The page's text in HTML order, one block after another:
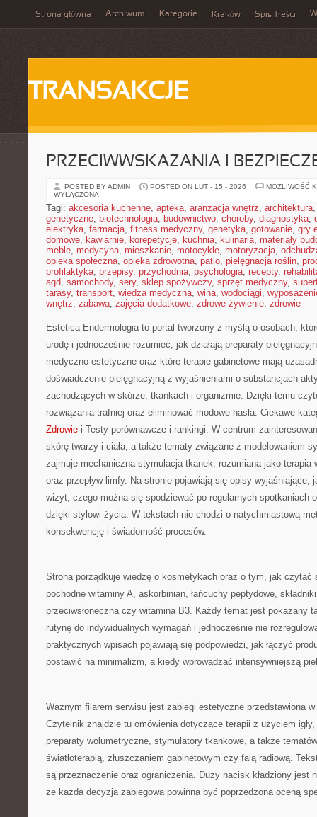
Strona główna Archiwum Kategorie Kraków Spis Treści
TRANSAKCJE
PRZECIWWSKAZANIA I
POSTED BY ADMIN POSTED ON LUT - 15 - 2026
MOŻLIWOŚĆ
WYŁĄCZONA
Tagi: akcesoria kuchenne, apteka, aranżacja wnętrz, architektura
genetyczne, biotechnologia, budownictwo, choroby, diagnostyka,
elektryka, farmacja, fitness medyczny, genetyka, gotowanie, gry
domowe, kawiarnie, korepetycje, kuchnia, kulinaria, materiały
meble, medycyna, mieszkanie, motocykle, motoryzacja,
opieka społeczna, opieka zdrowotna, patio, pielęgnacja roślin,
profilaktyka, przepisy, przychodnia, psychologia, recepty,
agd, samochody, sery, sklep spożywczy, sprzęt medyczny,
tarasy, transport, wiedza medyczna, wina, wodociągi,
wnętrz, zabawa, zajęcia dodatkowe, zdrowe żywienie, zdrowie
Estetica Endermologia to portal tworzony z myślą o osobach,
urodę i jednocześnie rozumieć, jak działają preparaty
medyczno-estetyczne oraz które terapie gabinetowe mają
doświadczenie pielęgnacyjną z wyjaśnieniami o substancjach
zachodzących w skórze, tkankach i organizmie. Dzięki temu
rozwiązania trafniej oraz eliminować modowe hasła. Ciekawe
Zdrowie i Testy porównawcze i rankingi. W centrum
skórę twarzy i ciała, a także tematy związane z modelowaniem
zajmuje mechaniczna stymulacja tkanek, rozumiana jako terapia
oraz przepływ limfy. Na stronie pojawiają się opisy wyjaśniające,
wizyt, czego można się spodziewać po regularnych spotkaniach
dzięki stylowi życia. W tekstach nie chodzi o natychmiastową
konsekwencję i świadomość procesów.
Strona porządkuje wiedzę o kosmetykach oraz o tym, jak czytać
pochodne witaminy A, askorbinian, łańcuchy peptydowe,
przeciwsłoneczna czy witamina B3. Każdy temat jest pokazany
rutynę do indywidualnych wymagań i jednocześnie nie
praktycznych wpisach pojawiają się podpowiedzi, jak łączyć
postawić na minimalizm, a kiedy wprowadzać intensywniejszą
Ważnym filarem serwisu jest zabiegi estetyczne przedstawiona
Czytelnik znajdzie tu omówienia dotyczące terapii z użyciem
preparaty wolumetryczne, stymulatory tkankowe, a także
światłoterapią, złuszczaniem gabinetowym czy falą radiową.
są przeznaczenie oraz ograniczenia. Duży nacisk kładziony jest
że każda decyzja zabiegowa powinna być poprzedzona oceną